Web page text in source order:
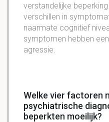
verstandelijke
verschillen in
naarmate cognitief
symptomen hebben
agressie.
Welke vier factoren
psychiatrische
beperkten moeilijk?